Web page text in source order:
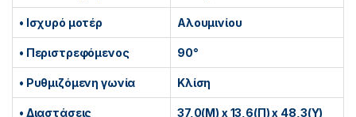
• Ισχυρό μοτέρ Αλουμινίου
• Περιστρεφόμενος 90°
• Ρυθμιζόμενη γωνία Κλίση
• Διαστάσεις
37,0(Μ) x 13,6(Π) x 48,3(Υ)